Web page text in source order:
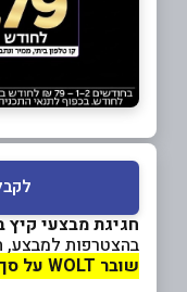
חגיגת מבצעי קיץ
בהצטרפות למבצע,
שובר WOLT על סך 50 ₪ / שובר 50 ₪ דרים קארד.